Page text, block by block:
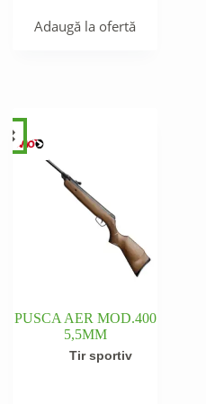
Adaugă la ofertă
PUSCA AER MOD.400
5,5MM
Tir sportiv